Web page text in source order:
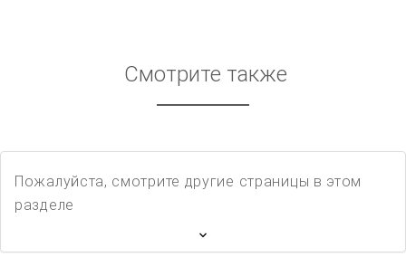
Смотрите также
Пожалуйста, смотрите другие страницы в этом
разделе